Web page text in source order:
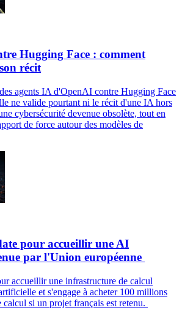
Hugging Face : comment
récit
agents IA d'OpenAI contre Hugging Face
ne valide pourtant ni le récit d'une IA hors
cybersécurité devenue obsolète, tout en
de force autour des modèles de
pour accueillir une AI
par l'Union européenne
accueillir une infrastructure de calcul
et s'engage à acheter 100 millions
calcul si un projet français est retenu.